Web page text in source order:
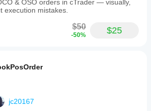
& OSO orders in cTrader — visually,
execution mistakes.
$50
-50% $25
jc20167